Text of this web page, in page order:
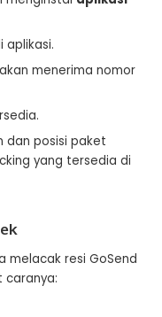
aplikasi.
menerima nomor
dan posisi paket
yang tersedia di
melacak resi GoSend
caranya: